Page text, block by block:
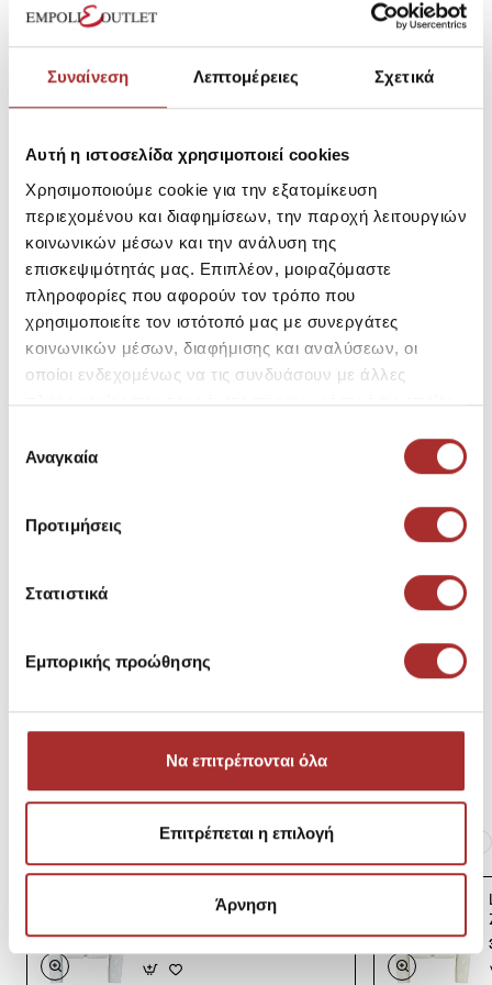
Συναίνεση Λεπτομέρειες Σχετικά
Αυτή η ιστοσελίδα χρησιμοποιεί cookies
Χρησιμοποιούμε cookie για την εξατομίκευση
περιεχομένου και διαφημίσεων, την παροχή λειτουργιών
κοινωνικών μέσων και την ανάλυση της
επισκεψιμότητάς μας. Επιπλέον, μοιραζόμαστε
πληροφορίες που αφορούν τον τρόπο που
χρησιμοποιείτε τον ιστότοπό μας με συνεργάτες
κοινωνικών μέσων, διαφήμισης και αναλύσεων, οι
οποίοι ενδεχομένως να τις συνδυάσουν με άλλες
πληροφορίες που τους έχετε παραχωρήσει ή τις οποίες
των υπηρεσιών τους.
συγκατάθεσης
Αναγκαία
Προτιμήσεις
Στατιστικά
Εμπορικής προώθησης
Να επιτρέπονται όλα
Επιτρέπεται η επιλογή
Άρνηση
Έχετε επιπλέον ερωτήσεις;
Τιμή Outlet:69,50€
Τιμή Καταλόγου:139,00€
Μέγεθος
Κωδικός Κατασκευαστή: -710852722001
Σύνθεση
Επιστροφές Προϊόντων
Ίδιο Brand
LAPIN HOUSE Βρεφική
Ζακέτα Πλεκτή
39,00€